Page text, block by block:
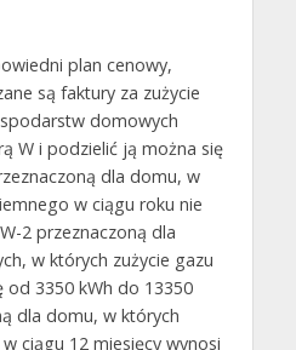
plan cenowy,
są faktury za zużycie
domowych
W i podzielić ją można się
dla domu, w
w ciągu roku nie
2 przeznaczoną dla
w których zużycie gazu
3350 kWh do 13350
dla domu, w których
ciągu 12 miesięcy wynosi